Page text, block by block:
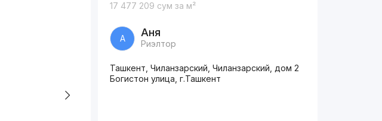
17 477 209 сум за м²
А Аня
Риэлтор
Ташкент, Чиланзарский, Чиланзарский, дом 2
Богистон улица, г.Ташкент